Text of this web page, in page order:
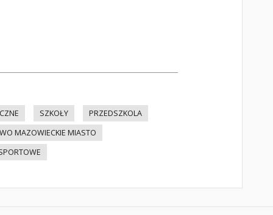
SZKOŁY
PRZEDSZKOLA
MAZOWIECKIE MIASTO